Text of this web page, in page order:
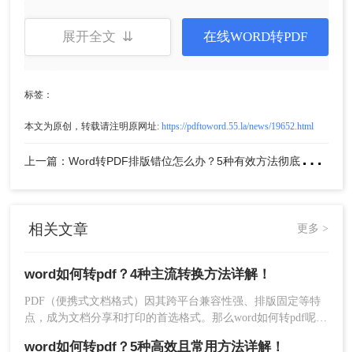
插入模块：在左侧“工程资源管理器”中，右键
入”→“模块”。
展开全文 ⇊ 在线WORD转PDF
标签：
本文为原创，转载请注明原网址: https://pdftoword.55.la/news/19652.html
上
一篇：Word转PDF排版错位怎么办？5种有效方法彻底解决排版错位问题！
相关文章 更多 >
word如何转pdf？4种主流转换方法详解！
PDF（便携式文档格式）因其跨平台兼容性强、排版固定等特
点，成为文档分享和打印的首选格式。那么word如何转pdf呢？
word如何转pdf？5种高效且常用方法详解！